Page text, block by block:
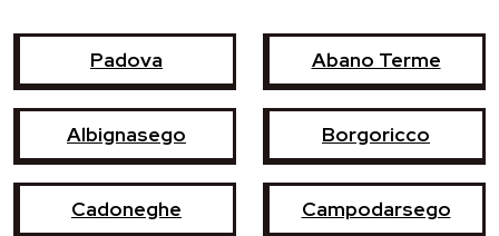
Padova Abano Terme
Albignasego Borgoricco
Cadoneghe Campodarsego